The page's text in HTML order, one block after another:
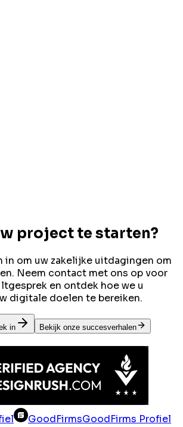
project te starten?
in om uw zakelijke uitdagingen om
Neem contact met ons op voor
en ontdek hoe we u
digitale doelen te bereiken.
in Bekijk onze succesverhalen
GoodFirmsGoodFirms Profiel